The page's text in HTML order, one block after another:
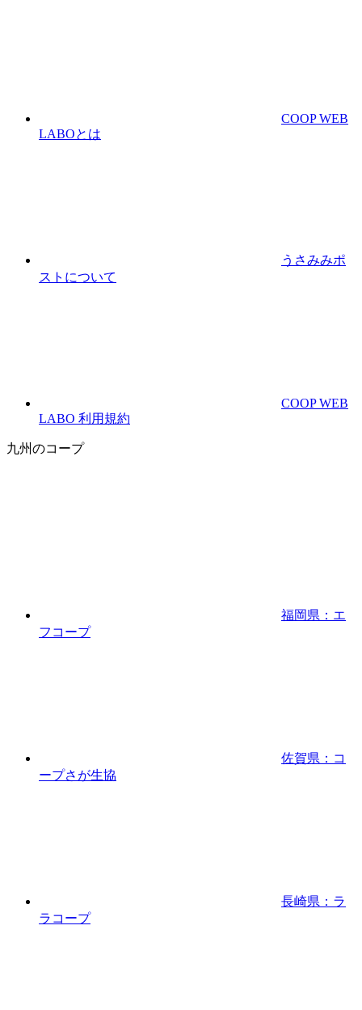
COOP WEB
LABOとは
うさみみポ
ストについて
COOP WEB
LABO 利用規約
九州のコープ
福岡県：エ
フコープ
佐賀県：コ
ープさが生協
長崎県：ラ
ラコープ